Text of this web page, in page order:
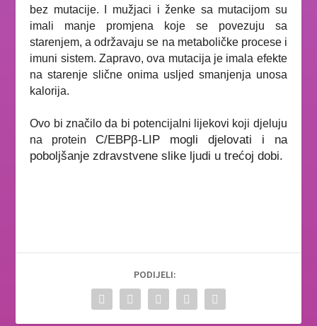
bez mutacije. I mužjaci i ženke sa mutacijom su
imali manje promjena koje se povezuju sa
starenjem, a održavaju se na metaboličke procese i
imuni sistem. Zapravo, ova mutacija je imala efekte
na starenje slične onima usljed smanjenja unosa
kalorija.
Ovo bi značilo da bi potencijalni lijekovi koji djeluju
na proteinC/EBPβ-LIP mogli djelovati i na
poboljšanje zdravstvene slike ljudi u trećoj dobi.
PODIJELI: